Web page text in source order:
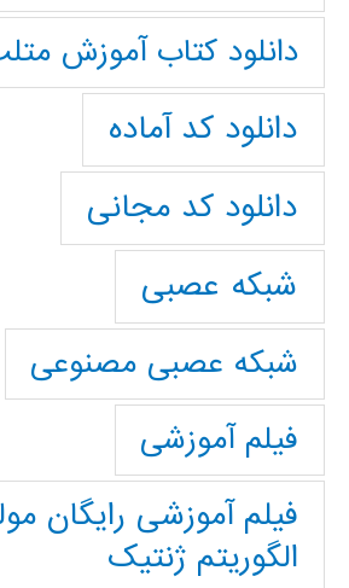
دانلود کتاب آموزش
دانلود کد آماده
دانلود کد مجانی
شبکه عصبی
شبکه عصبی مصنوعی
فیلم آموزشی
فیلم آموزشی رایگان
الگوریتم ژنتیک